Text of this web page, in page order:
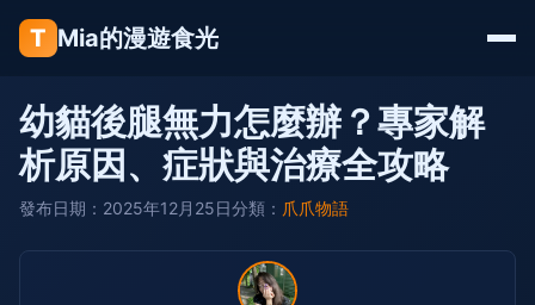
T Mia的漫遊食光
幼貓後腿無力怎麼辦？專家解
析原因、症狀與治療全攻略
發布日期：2025年12月25日分類： 爪爪物語